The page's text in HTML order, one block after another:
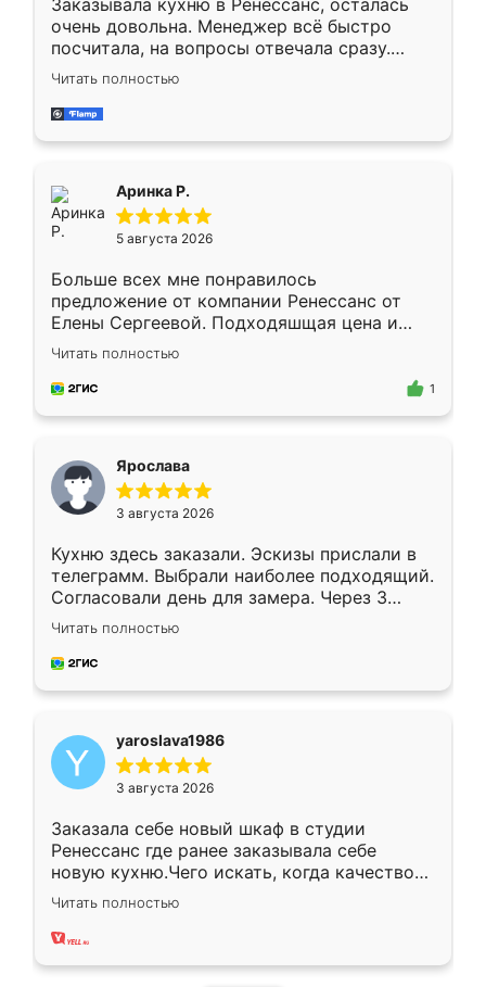
Заказывала кухню в Ренессанс, осталась
очень довольна. Менеджер всё быстро
посчитала, на вопросы отвечала сразу.
Замерщик приехал в субботу, подошёл к
делу со всей ответственностью. Собрали
за день, ребята работали аккуратно, даже
Читать полностью
Аринка Р.
5 августа 2026
Больше всех мне понравилось
предложение от компании Ренессанс от
Елены Сергеевой. Подходяшщая цена и
короткие сроки изготовления. Приехавший
для замера сотрудник Владислав
предложил по моему эскизу самый
Читать полностью
1
Ярослава
3 августа 2026
Кухню здесь заказали. Эскизы прислали в
телеграмм. Выбрали наиболее подходящий.
Согласовали день для замера. Через 3
недели кухня была уже готова. Остались
довольны работой. Спасибо Ренессанс
мебель за качественную работу!
Читать полностью
yaroslava1986
3 августа 2026
Заказала себе новый шкаф в студии
Ренессанс где ранее заказывала себе
новую кухню.Чего искать, когда качеством
вполне довольна. Служит кухня уже почти
два года, нареканий нет.
Читать полностью